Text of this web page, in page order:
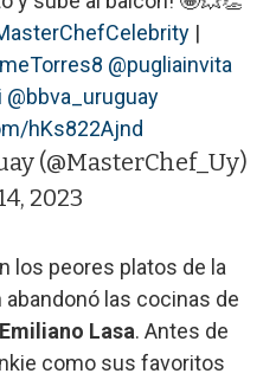
|
@pugliainvita
@bbva_uruguay
hKs822Ajnd
(@MasterChef_Uy)
2023
los peores platos de la
las cocinas de
Emiliano Lasa. Antes de
como sus favoritos